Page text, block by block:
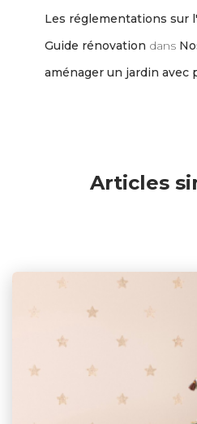
Les réglementations sur
Guide rénovation dans
aménager un jardin avec
Articles